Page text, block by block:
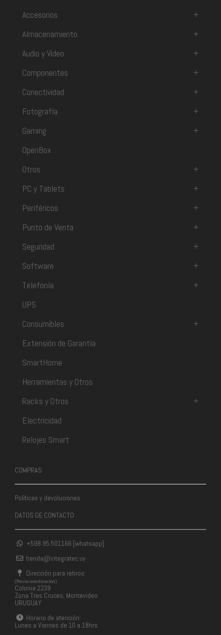
Accesorios
+
Almacenamiento
+
Audio y Video
+
Componentes
+
Conectividad
+
Fotografía
+
Gaming
+
OpenBox
Otros
+
PC y Tablets
+
Periféricos
+
Punto de Venta
+
Seguridad
+
Software
+
Telefonía
+
UPS
Consumibles
+
Extensión de Garantía
SmartHome
Herramientas y Otros
Racks y Otros
+
Electricidad
Relojes Smart
COMPRAS
Políticas y devoluciones
DATOS DE CONTACTO
+598 95 501166 [whatsapp]
tienda@integratec.uy
Dirección para retiros:
(Previa coordinación)
Colonia 2239
Zona Tres Cruces, Montevideo
URUGUAY
Horario de atención:
Lunes a Viernes de 10 a 18hrs